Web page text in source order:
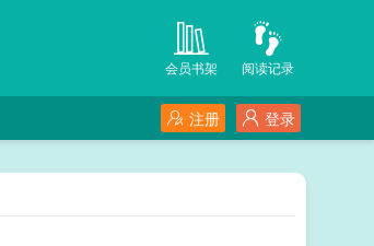
阅读记录
会员书架
登录
注册